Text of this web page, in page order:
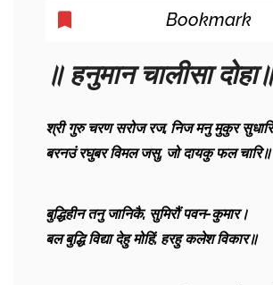
Bookmark
॥ हनुमान चालीसा
श्री गुरु चरण सरोज रज, निज मनु मुकुर
बरनउं रघुबर विमल जसु, जो दायकु फल चारि॥
बुद्धिहीन तनु जानिकै, सुमिरौं पवन-कुमार।
बल बुद्धि विद्या देहु मोहिं, हरहु कलेश विकार॥